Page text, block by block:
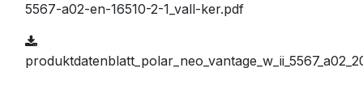
5567-a02-en-16510-2-1_vall-ker.pdf